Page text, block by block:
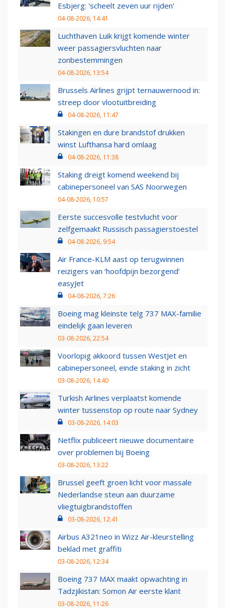
Esbjerg: 'scheelt zeven uur rijden'
04-08-2026, 14:41
Luchthaven Luik krijgt komende winter
weer passagiersvluchten naar
zonbestemmingen
04-08-2026, 13:54
Brussels Airlines grijpt ternauwernood in:
streep door vlootuitbreiding
04-08-2026, 11:47
Stakingen en dure brandstof drukken
winst Lufthansa hard omlaag
04-08-2026, 11:38
Staking dreigt komend weekend bij
cabinepersoneel van SAS Noorwegen
04-08-2026, 10:57
Eerste succesvolle testvlucht voor
zelfgemaakt Russisch passagierstoestel
04-08-2026, 9:54
Air France-KLM aast op terugwinnen
reizigers van ‘hoofdpijn bezorgend’
easyJet
04-08-2026, 7:26
Boeing mag kleinste telg 737 MAX-familie
eindelijk gaan leveren
03-08-2026, 22:54
Voorlopig akkoord tussen WestJet en
cabinepersoneel, einde staking in zicht
03-08-2026, 14:40
Turkish Airlines verplaatst komende
winter tussenstop op route naar Sydney
03-08-2026, 14:03
Netflix publiceert nieuwe documentaire
over problemen bij Boeing
03-08-2026, 13:22
Brussel geeft groen licht voor massale
Nederlandse steun aan duurzame
vliegtuigbrandstoffen
03-08-2026, 12:41
Airbus A321neo in Wizz Air-kleurstelling
beklad met graffiti
03-08-2026, 12:34
Boeing 737 MAX maakt opwachting in
Tadzjikistan: Somon Air eerste klant
03-08-2026, 11:26